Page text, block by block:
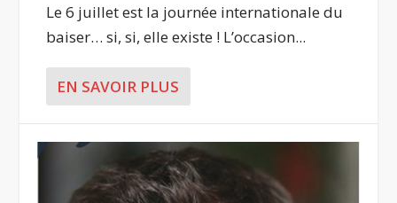
Le 6 juillet est la journée internationale du
baiser… si, si, elle existe ! L’occasion...
EN SAVOIR PLUS